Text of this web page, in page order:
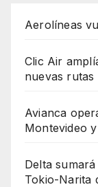
Aerolíneas
Clic Air
nuevas rutas
Avianca
Montevideo
Delta
Tokio-Narita